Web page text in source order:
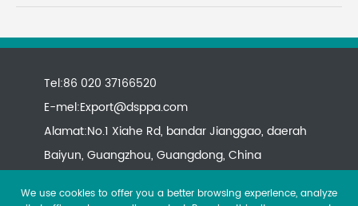
Tel:86 020 37166520
E-mel:Export@dsppa.com
Alamat:No.1 Xiahe Rd, bandar Jianggao, daerah
Baiyun, Guangzhou, Guangdong, China
We use cookies to offer you a better browsing experience, analyze